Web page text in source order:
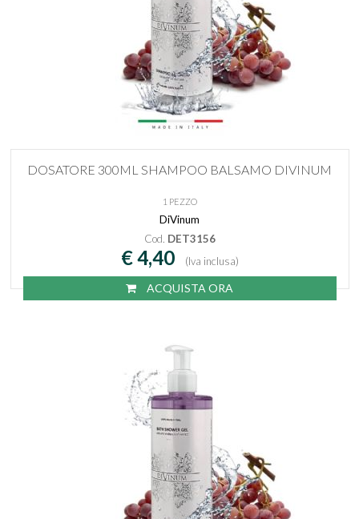
DOSATORE 300ML SHAMPOO BALSAMO DIVINUM
1 PEZZO
DiVinum
Cod. DET3156
€ 4,40 (Iva inclusa)
ACQUISTA ORA